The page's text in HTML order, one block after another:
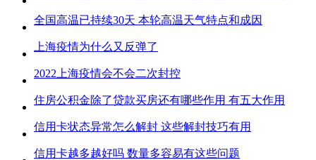
全国高温已持续30天 本轮高温天气特点和成因
上海疫情为什么又反弹了
2022上海疫情会不会二次封控
住房公积金除了贷款买房还有哪些作用 有五大作用
信用卡状态异常怎么解封 这些解封技巧有用
信用卡越多越好吗 数量多容易有这些问题